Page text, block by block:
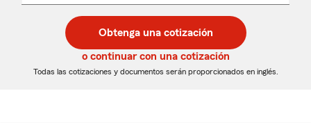
desplegable
de
5
dígitos
de
5
dígitos
Obtenga una cotización
o continuar con una cotización
Todas las cotizaciones y documentos serán proporcionados en inglés.